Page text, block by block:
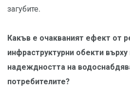
загубите.
Какъв е очакваният ефект от
инфраструктурни обекти
надеждността на
потребителите?